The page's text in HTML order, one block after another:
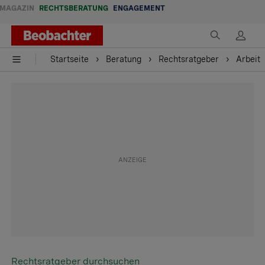
MAGAZIN RECHTSBERATUNG ENGAGEMENT
Startseite Beratung Rechtsratgeber Arbeit
Rechtsratgeber durchsuchen